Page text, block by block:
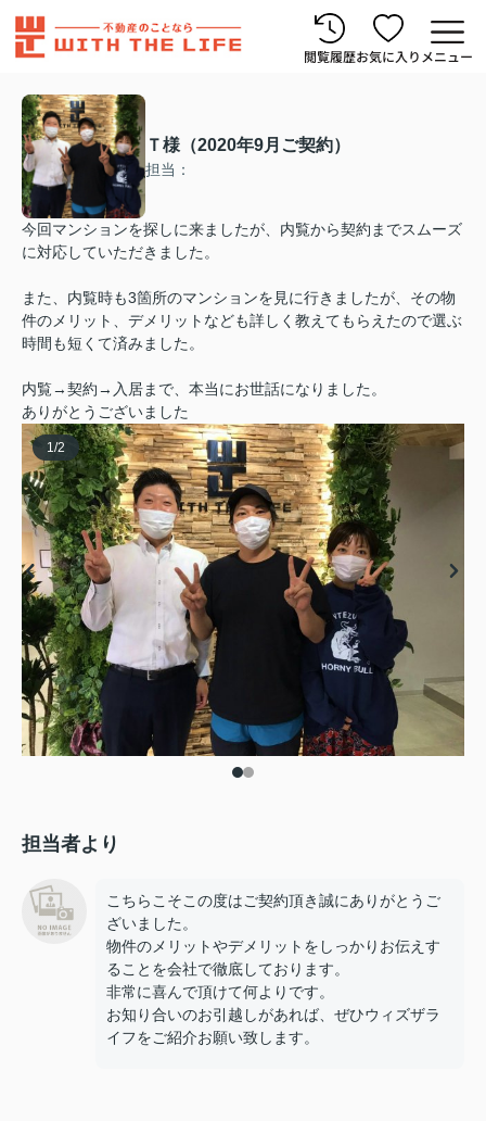
閲覧履歴お気に入り メニュー
Ｔ様（2020年9月ご契約）
担当：
今回マンションを探しに来ましたが、内覧から契約までスムーズ
に対応していただきました。
また、内覧時も3箇所のマンションを見に行きましたが、その物
件のメリット、デメリットなども詳しく教えてもらえたので選ぶ
時間も短くて済みました。
内覧→契約→入居まで、本当にお世話になりました。
ありがとうございました
1/2
担当者より
こちらこそこの度はご契約頂き誠にありがとうご
ざいました。
物件のメリットやデメリットをしっかりお伝えす
ることを会社で徹底しております。
非常に喜んで頂けて何よりです。
お知り合いのお引越しがあれば、ぜひウィズザラ
イフをご紹介お願い致します。